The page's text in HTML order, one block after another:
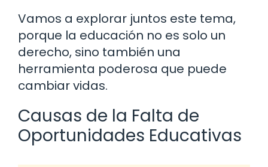
Vamos a explorar juntos este tema,
porque la educación no es solo un
derecho, sino también una
herramienta poderosa que puede
cambiar vidas.
Causas de la Falta de
Oportunidades Educativas